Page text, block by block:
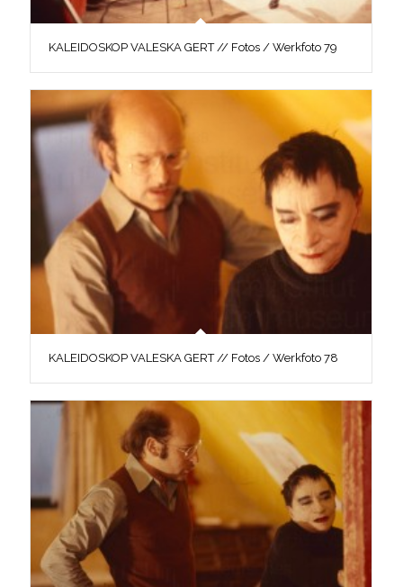
KALEIDOSKOP VALESKA GERT // Fotos / Werkfoto 79
KALEIDOSKOP VALESKA GERT // Fotos / Werkfoto 78